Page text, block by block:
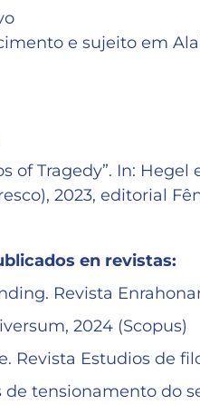
e sujeito em
of Tragedy”. In:
2023, editorial
en revistas:
Revista
2024 (Scopus)
Estudios de
tensionamento do